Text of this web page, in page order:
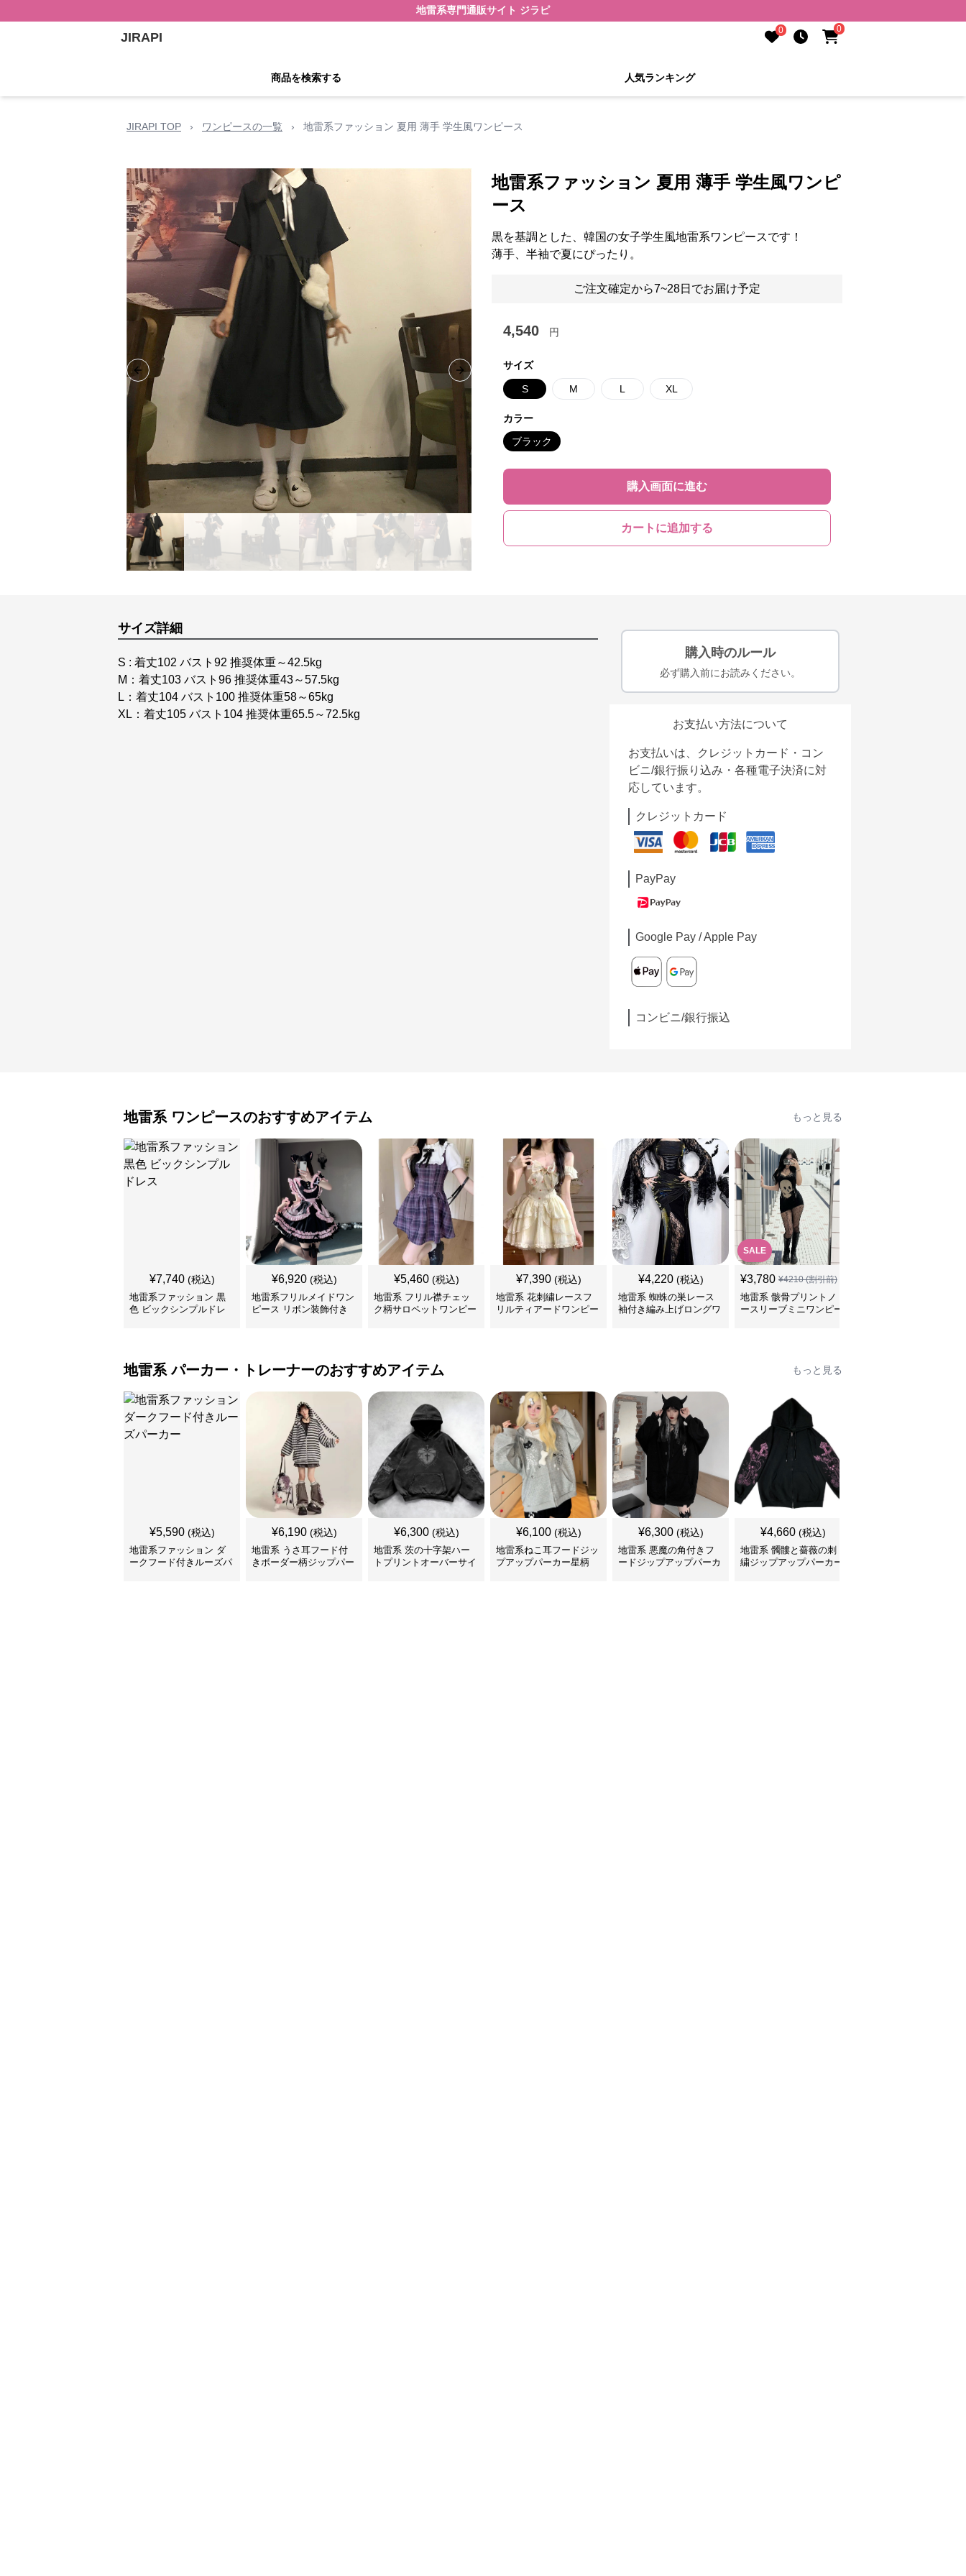
地雷系専門通販サイト ジラピ
JIRAPI 0 0
商品を検索する 人気ランキング
JIRAPI TOP › ワンピースの一覧 › 地雷系ファッション 夏用 薄手 学生風ワンピース
Previous slide Next slide
地雷系ファッション 夏用 薄手 学生風ワンピ
ース
黒を基調とした、韓国の女子学生風地雷系ワンピースです！
薄手、半袖で夏にぴったり。
ご注文確定から7~28日でお届け予定
4,540 円
サイズ
S M L XL
カラー
ブラック
購入画面に進む
カートに追加する
サイズ詳細
S : 着丈102 バスト92 推奨体重～42.5kg
M：着丈103 バスト96 推奨体重43～57.5kg
L：着丈104 バスト100 推奨体重58～65kg
XL：着丈105 バスト104 推奨体重65.5～72.5kg
購入時のルール
必ず購入前にお読みください。
お支払い方法について
お支払いは、クレジットカード・コン
ビニ/銀行振り込み・各種電子決済に対
応しています。
クレジットカード
PayPay
Google Pay / Apple Pay
コンビニ/銀行振込
地雷系 ワンピースのおすすめアイテム もっと見る
¥7,740 (税込)
地雷系ファッション 黒
色 ビックシンプルドレ
¥6,920 (税込)
地雷系フリルメイドワン
ピース リボン装飾付き
¥5,460 (税込)
地雷系 フリル襟チェッ
ク柄サロペットワンピー
¥7,390 (税込)
地雷系 花刺繍レースフ
リルティアードワンピー
¥4,220 (税込)
地雷系 蜘蛛の巣レース
袖付き編み上げロングワ
SALE
¥3,780 ¥4210(割引前)
地雷系 骸骨プリントノ
ースリーブミニワンピー
地雷系 パーカー・トレーナーのおすすめアイテム もっと見る
¥5,590 (税込)
地雷系ファッション ダ
ークフード付きルーズパ
¥6,190 (税込)
地雷系 うさ耳フード付
きボーダー柄ジップパー
¥6,300 (税込)
地雷系 茨の十字架ハー
トプリントオーバーサイ
¥6,100 (税込)
地雷系ねこ耳フードジッ
プアップパーカー星柄
¥6,300 (税込)
地雷系 悪魔の角付きフ
ードジップアップパーカ
¥4,660 (税込)
地雷系 髑髏と薔薇の刺
繍ジップアップパーカー